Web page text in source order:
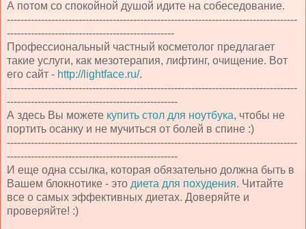
А потом со спокойной душой идите на собеседование.
-------------------------------------------------------------------------------------
-------------------------------------------------
Профессиональный частный косметолог предлагает
такие услуги, как мезотерапия, лифтинг, очищение. Вот
его сайт - http://lightface.ru/.
-------------------------------------------------------------------------------------
--------------------------------------------------
А здесь Вы можете купить стол для ноутбука, чтобы не
портить осанку и не мучиться от болей в спине :)
-------------------------------------------------------------------------------------
--------------------------------------------------
И еще одна ссылка, которая обязательно должна быть в
Вашем блокнотике - это диета для похудения. Читайте
все о самых эффективных диетах. Доверяйте и
проверяйте! :)